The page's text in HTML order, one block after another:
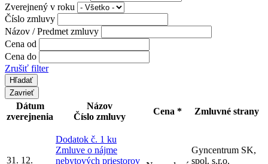
Zverejnený v roku
Číslo zmluvy
Názov / Predmet zmluvy
Cena od
Cena do
Zrušiť filter
Zavrieť
Dátum
zverejnenia
Názov
Číslo zmluvy
Cena * Zmluvné strany
31. 12.
Dodatok č. 1 ku
Zmluve o nájme
nebytových priestorov
Gyncentrum SK,
spol. s.r.o.